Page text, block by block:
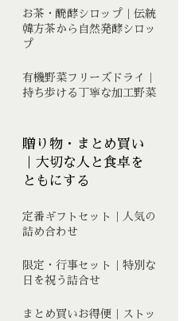
お茶・醗酵シロップ｜伝統
韓方茶から自然発酵シロッ
プ
有機野菜フリーズドライ｜
持ち歩ける丁寧な加工野菜
贈り物・まとめ買い
｜大切な人と食卓を
ともにする
定番ギフトセット｜人気の
詰め合わせ
限定・行事セット｜特別な
日を祝う詰合せ
まとめ買いお得便｜ストッ